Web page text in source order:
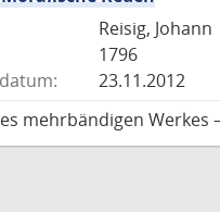
Reisig, Johann
1796
23.11.2012
mehrbändigen Werkes